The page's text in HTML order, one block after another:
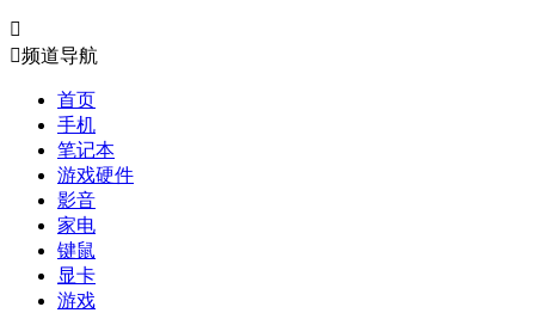

频道导航
首页
手机
笔记本
游戏硬件
影音
家电
键鼠
显卡
游戏